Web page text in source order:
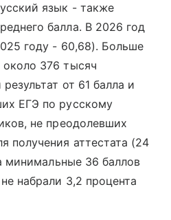
язык - также
балла. В 2026 год
году - 60,68). Больше
376 тысяч
от 61 балла и
ЕГЭ по русскому
не преодолевших
получения аттестата (24
минимальные 36 баллов
набрали 3,2 процента